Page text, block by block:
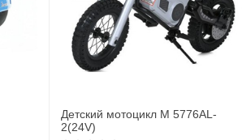
Детский мотоцикл BMW JT5188L-4